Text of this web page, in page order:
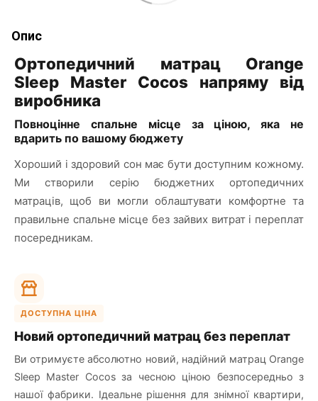
Опис
Ортопедичний матрац Orange
Sleep Master Cocos напряму від
виробника
Повноцінне спальне місце за ціною, яка не
вдарить по вашому бюджету
Хороший і здоровий сон має бути доступним кожному.
Ми створили серію бюджетних ортопедичних
матраців, щоб ви могли облаштувати комфортне та
правильне спальне місце без зайвих витрат і переплат
посередникам.
ДОСТУПНА ЦІНА
Новий ортопедичний матрац без переплат
Ви отримуєте абсолютно новий, надійний матрац Orange
Sleep Master Cocos за чесною ціною безпосередньо з
нашої фабрики. Ідеальне рішення для знімної квартири,